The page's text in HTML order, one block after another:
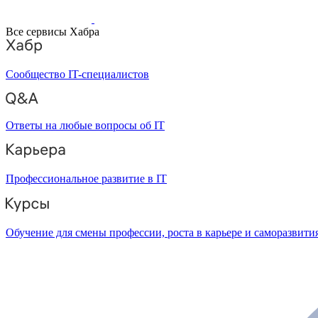
Все сервисы Хабра
Сообщество IT-специалистов
Ответы на любые вопросы об IT
Профессиональное развитие в IT
Обучение для смены профессии, роста в карьере и